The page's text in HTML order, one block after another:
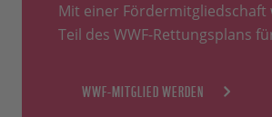
Mit einer Fördermitgliedschaft
Teil des WWF-Rettungsplans
WWF-MITGLIED WERDEN